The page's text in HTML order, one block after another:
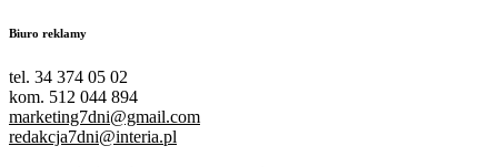
Biuro reklamy
tel. 34 374 05 02
kom. 512 044 894
marketing7dni@gmail.com
redakcja7dni@interia.pl